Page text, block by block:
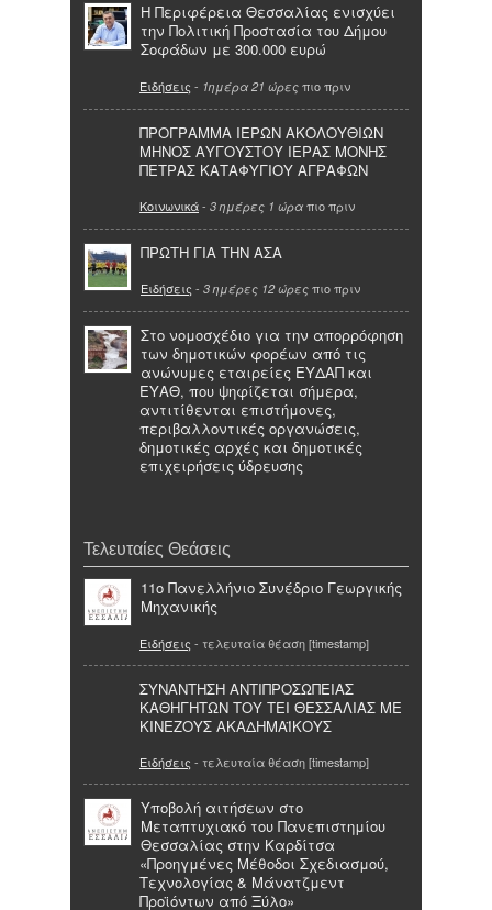
Η Περιφέρεια Θεσσαλίας ενισχύει
την Πολιτική Προστασία του Δήμου
Σοφάδων με 300.000 ευρώ
Ειδήσεις - 1ημέρα 21 ώρες πιο πριν
ΠΡΟΓΡΑΜΜΑ ΙΕΡΩΝ ΑΚΟΛΟΥΘΙΩΝ
ΜΗΝΟΣ ΑΥΓΟΥΣΤΟΥ ΙΕΡΑΣ ΜΟΝΗΣ
ΠΕΤΡΑΣ ΚΑΤΑΦΥΓΙΟΥ ΑΓΡΑΦΩΝ
Κοινωνικά- 3 ημέρες 1 ώρα πιο πριν
ΠΡΩΤΗ ΓΙΑ ΤΗΝ ΑΣΑ
Ειδήσεις - 3 ημέρες 12 ώρες πιο πριν
Στο νομοσχέδιο για την απορρόφηση
των δημοτικών φορέων από τις
ανώνυμες εταιρείες ΕΥΔΑΠ και
ΕΥΑΘ, που ψηφίζεται σήμερα,
αντιτίθενται επιστήμονες,
περιβαλλοντικές οργανώσεις,
δημοτικές αρχές και δημοτικές
επιχειρήσεις ύδρευσης
Τελευταίες Θεάσεις
11o Πανελλήνιο Συνέδριο Γεωργικής
Μηχανικής
Ειδήσεις - τελευταία θέαση [timestamp]
ΣΥΝΑΝΤΗΣΗ ΑΝΤΙΠΡΟΣΩΠΕΙΑΣ
ΚΑΘΗΓΗΤΩΝ ΤΟΥ ΤΕΙ ΘΕΣΣΑΛΙΑΣ ΜΕ
ΚΙΝΕΖΟΥΣ ΑΚΑΔΗΜΑΪΚΟΥΣ
Ειδήσεις - τελευταία θέαση [timestamp]
Υποβολή αιτήσεων στο
Μεταπτυχιακό του Πανεπιστημίου
Θεσσαλίας στην Καρδίτσα
«Προηγμένες Μέθοδοι Σχεδιασμού,
Τεχνολογίας & Μάνατζμεντ
Προϊόντων από Ξύλο»